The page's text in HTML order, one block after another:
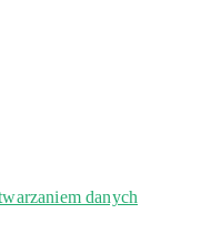
danych